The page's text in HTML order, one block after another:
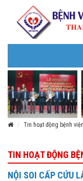
Tin hoạt động bệnh viện
TIN HOẠT ĐỘNG
NỘI SOI CẤP CỨU